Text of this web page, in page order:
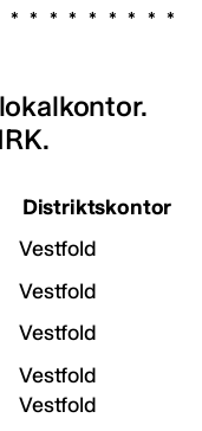
Distriktskontor
Vestfold
Vestfold
Vestfold
Vestfold
Vestfold